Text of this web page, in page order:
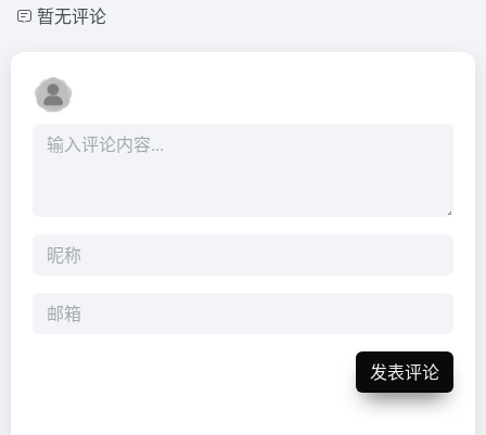
暂无评论
发表评论